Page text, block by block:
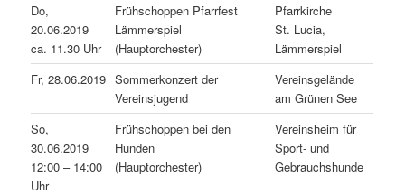
Do,
20.06.2019
ca. 11.30 Uhr
Frühschoppen Pfarrfest
Lämmerspiel
(Hauptorchester)
Pfarrkirche
St. Lucia,
Lämmerspiel
Fr, 28.06.2019 Sommerkonzert der
Vereinsjugend
Vereinsgelände
am Grünen See
So,
30.06.2019
12:00 – 14:00
Uhr
Frühschoppen bei den
Hunden
(Hauptorchester)
Vereinsheim für
Sport- und
Gebrauchshunde